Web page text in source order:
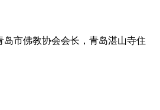
岛市佛教协会会长，青岛湛山寺住